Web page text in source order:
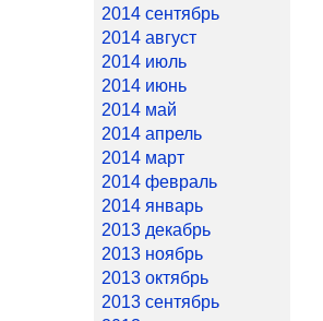
2014 сентябрь
2014 август
2014 июль
2014 июнь
2014 май
2014 апрель
2014 март
2014 февраль
2014 январь
2013 декабрь
2013 ноябрь
2013 октябрь
2013 сентябрь